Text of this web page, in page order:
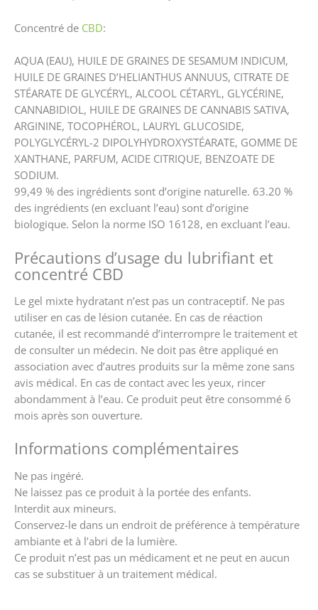
Concentré de CBD:
AQUA (EAU), HUILE DE GRAINES DE SESAMUM INDICUM,
HUILE DE GRAINES D’HELIANTHUS ANNUUS, CITRATE DE
STÉARATE DE GLYCÉRYL, ALCOOL CÉTARYL, GLYCÉRINE,
CANNABIDIOL, HUILE DE GRAINES DE CANNABIS SATIVA,
ARGININE, TOCOPHÉROL, LAURYL GLUCOSIDE,
POLYGLYCÉRYL-2 DIPOLYHYDROXYSTÉARATE, GOMME DE
XANTHANE, PARFUM, ACIDE CITRIQUE, BENZOATE DE
SODIUM.
99,49 % des ingrédients sont d’origine naturelle. 63.20 %
des ingrédients (en excluant l’eau) sont d’origine
biologique. Selon la norme ISO 16128, en excluant l’eau.
Précautions d’usage du lubrifiant et
concentré CBD
Le gel mixte hydratant n’est pas un contraceptif. Ne pas
utiliser en cas de lésion cutanée. En cas de réaction
cutanée, il est recommandé d’interrompre le traitement et
de consulter un médecin. Ne doit pas être appliqué en
association avec d’autres produits sur la même zone sans
avis médical. En cas de contact avec les yeux, rincer
abondamment à l’eau. Ce produit peut être consommé 6
mois après son ouverture.
Informations complémentaires
Ne pas ingéré.
Ne laissez pas ce produit à la portée des enfants.
Interdit aux mineurs.
Conservez-le dans un endroit de préférence à température
ambiante et à l’abri de la lumière.
Ce produit n’est pas un médicament et ne peut en aucun
cas se substituer à un traitement médical.